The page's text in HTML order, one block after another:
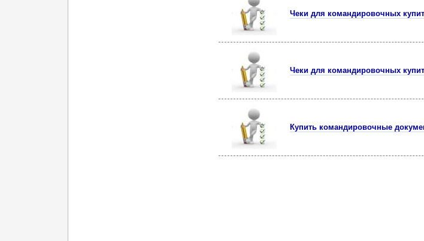
Чеки для командировочных
Чеки для командировочных
Купить командировочные